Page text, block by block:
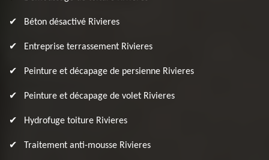
Béton désactivé Rivieres
Entreprise terrassement Rivieres
Peinture et décapage de persienne Rivieres
Peinture et décapage de volet Rivieres
Hydrofuge toiture Rivieres
Traitement anti-mousse Rivieres